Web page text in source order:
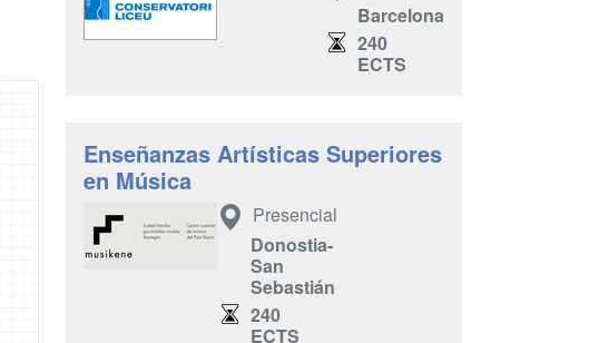
Barcelona
240
ECTS
Enseñanzas Artísticas Superiores
en Música
Presencial
Donostia-
San
Sebastián
240
ECTS